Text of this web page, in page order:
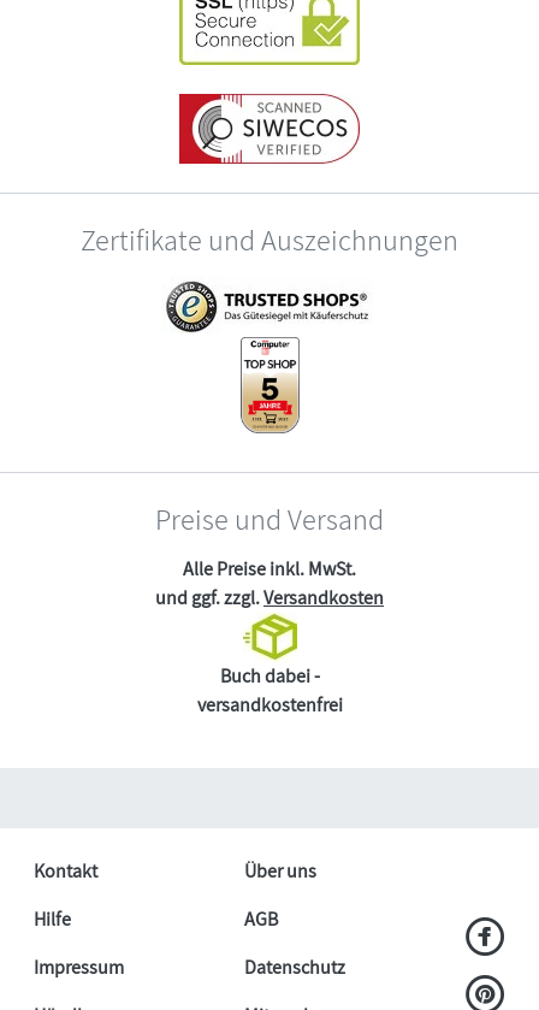
Zertifikate und Auszeichnungen
Preise und Versand
Alle Preise inkl. MwSt.
und ggf. zzgl.Versandkosten
Buch dabei -
versandkostenfrei
Kontakt
Über uns
Hilfe
AGB
Impressum
Datenschutz